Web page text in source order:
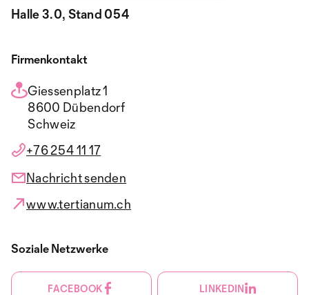
Halle 3.0, Stand 054
Firmenkontakt
Giessenplatz 1
8600 Dübendorf
Schweiz
+76 254 11 17
Nachricht senden
www.tertianum.ch
Soziale Netzwerke
FACEBOOK LINKEDIN